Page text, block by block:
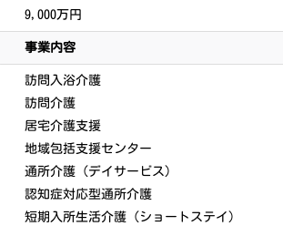
9,000万円
事業内容
訪問入浴介護
訪問介護
居宅介護支援
地域包括支援センター
通所介護（デイサービス）
認知症対応型通所介護
短期入所生活介護（ショートステイ）